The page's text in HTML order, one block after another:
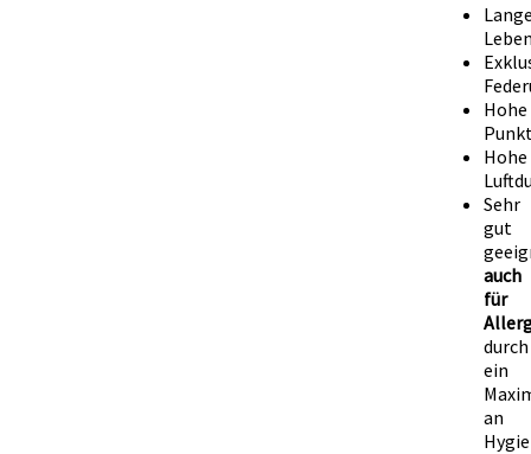
Hohe
Hohe
Sehr
gut
auch
für
durch
ein
an